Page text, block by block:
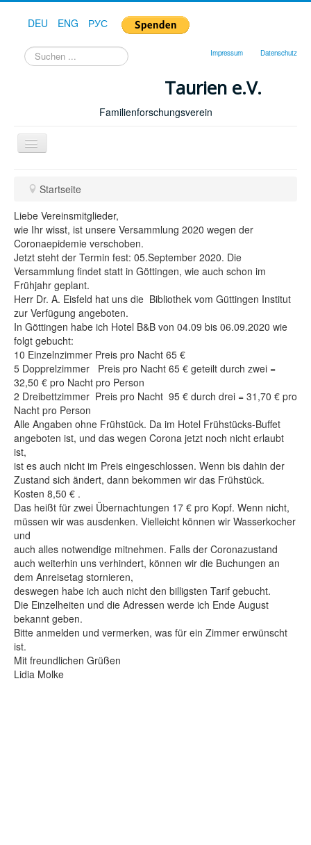
DEU ENG РУС
Suchen
...
Impressum Datenschutz
Taurien e.V.
Familienforschungsverein
Toggle
Navigation
Hilfe
Geschichte
Downloads
Publikationen
Shop
Über uns
Startseite
Liebe Vereinsmitglieder,
wie Ihr wisst, ist unsere Versammlung 2020 wegen der
Coronaepidemie verschoben.
Jetzt steht der Termin fest: 05.September 2020. Die
Versammlung findet statt in Göttingen, wie auch schon im
Frühjahr geplant.
Herr Dr. A. Eisfeld hat uns die Bibliothek vom Güttingen Institut
zur Verfügung angeboten.
In Göttingen habe ich Hotel B&B von 04.09 bis 06.09.2020 wie
folgt gebucht:
10 Einzelnzimmer Preis pro Nacht 65 €
5 Dopprelzimmer Preis pro Nacht 65 € geteilt durch zwei =
32,50 € pro Nacht pro Person
2 Dreibettzimmer Preis pro Nacht 95 € durch drei = 31,70 € pro
Nacht pro Person
Alle Angaben ohne Frühstück. Da im Hotel Frühstücks-Buffet
angeboten ist, und das wegen Corona jetzt noch nicht erlaubt
ist,
ist es auch nicht im Preis eingeschlossen. Wenn bis dahin der
Zustand sich ändert, dann bekommen wir das Frühstück.
Kosten 8,50 € .
Das heißt für zwei Übernachtungen 17 € pro Kopf. Wenn nicht,
müssen wir was ausdenken. Vielleicht können wir Wasserkocher
und
auch alles notwendige mitnehmen. Falls der Coronazustand
auch weiterhin uns verhindert, können wir die Buchungen an
dem Anreisetag stornieren,
deswegen habe ich auch nicht den billigsten Tarif gebucht.
Die Einzelheiten und die Adressen werde ich Ende August
bekannt geben.
Bitte anmelden und vermerken, was für ein Zimmer erwünscht
ist.
Mit freundlichen Grüßen
Lidia Molke